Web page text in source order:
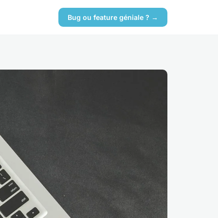
Bug ou feature géniale ? →